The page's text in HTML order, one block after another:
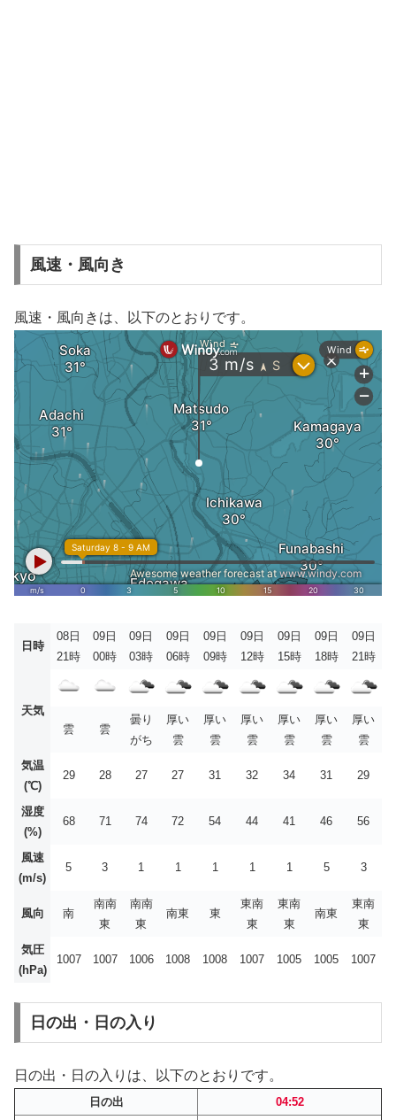
風速・風向き
風速・風向きは、以下のとおりです。
日時
08日
21時
09日
00時
09日
03時
09日
06時
09日
09時
09日
12時
09日
15時
09日
18時
09日
21時
天気
雲
雲
曇り
がち
厚い
雲
厚い
雲
厚い
雲
厚い
雲
厚い
雲
厚い
雲
気温
(℃)
29 28 27 27 31 32 34 31 29
湿度
(%)
68 71 74 72 54 44 41 46 56
風速
(m/s)
5 3 1 1 1 1 1 5 3
風向 南
南南
東
南南
東
南東 東
東南
東
東南
東
南東
東南
東
気圧
(hPa)
1007 1007 1006 1008 1008 1007 1005 1005 1007
日の出・日の入り
日の出・日の入りは、以下のとおりです。
日の出
04:52